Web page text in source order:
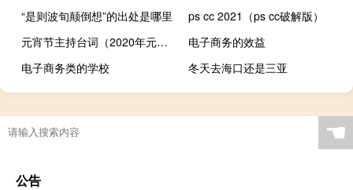
“是则波旬颠倒想”的出处是哪里
ps cc 2021（ps cc破解版）
元宵节主持台词（2020年元宵节主持词）
电子商务的效益
电子商务类的学校
冬天去海口还是三亚
☚
公告